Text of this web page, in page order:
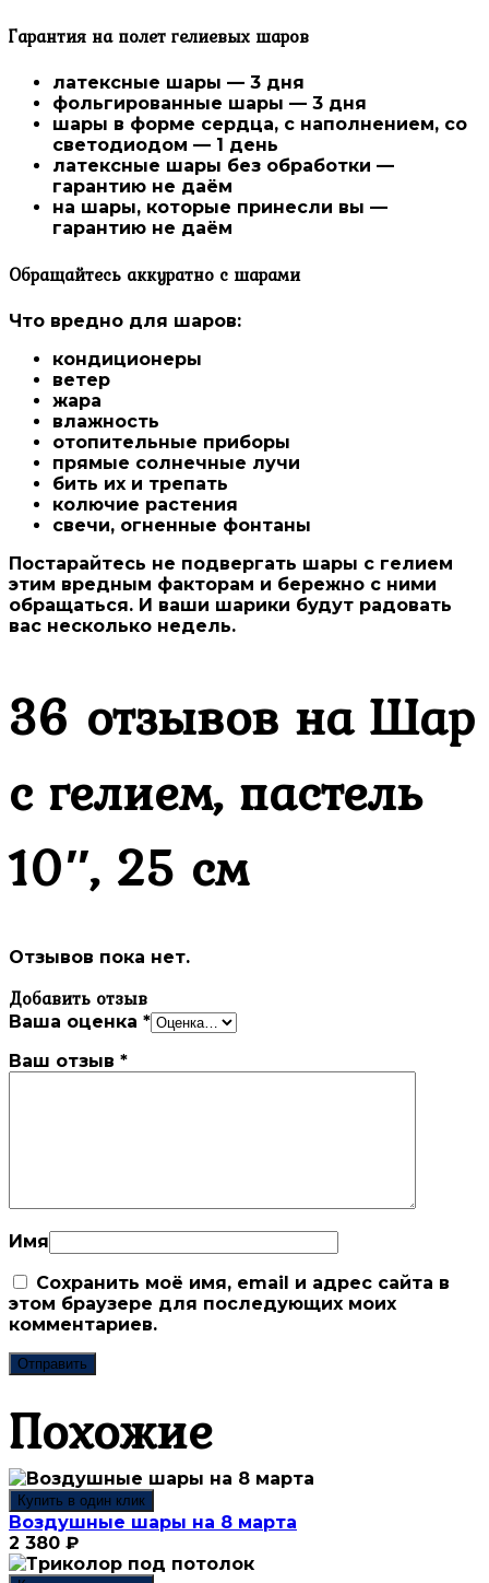
Гарантия на полет гелиевых шаров
латексные шары — 3 дня
фольгированные шары — 3 дня
шары в форме сердца, с наполнением, со
светодиодом — 1 день
латексные шары без обработки —
гарантию не даём
на шары, которые принесли вы —
гарантию не даём
Обращайтесь аккуратно с шарами
Что вредно для шаров:
кондиционеры
ветер
жара
влажность
отопительные приборы
прямые солнечные лучи
бить их и трепать
колючие растения
свечи, огненные фонтаны
Постарайтесь не подвергать шары с гелием
этим вредным факторам и бережно с ними
обращаться. И ваши шарики будут радовать
вас несколько недель.
36 отзывов наШар
с гелием, пастель
10″, 25 см
Отзывов пока нет.
Добавить отзыв
Ваша оценка *
Ваш отзыв *
Имя
Сохранить моё имя, email и адрес сайта в
этом браузере для последующих моих
комментариев.
Похожие
Купить в один клик
Воздушные шары на 8 марта
2 380 ₽